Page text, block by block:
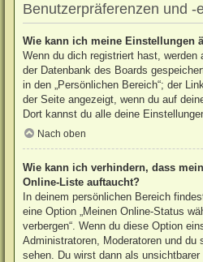
Benutzerpräferenzen und -
Wie kann ich meine Einstellungen
Wenn du dich registriert hast, werden
der Datenbank des Boards
in den „Persönlichen Bereich“; der
der Seite angezeigt, wenn du auf
Dort kannst du alle deine
Nach oben
Wie kann ich verhindern, dass
Online-Liste auftaucht?
In deinem persönlichen Bereich
eine Option „Meinen Online-Status
verbergen“. Wenn du diese Option
Administratoren, Moderatoren und du
sehen. Du wirst dann als unsichtbarer